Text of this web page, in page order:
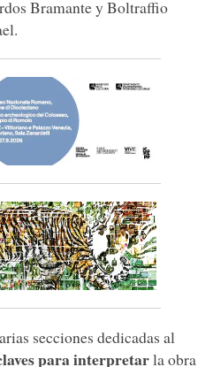
Bramante y Boltraffio
secciones dedicadas al
para interpretarla obra